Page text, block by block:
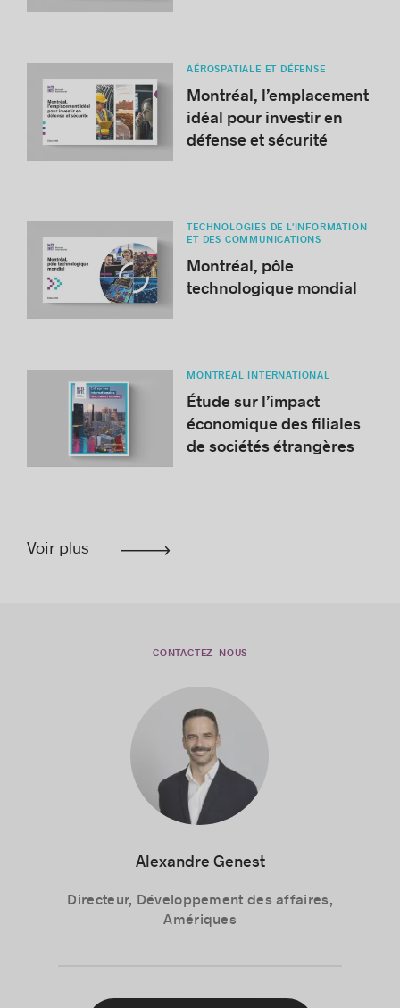
AÉROSPATIALE ET DÉFENSE
Montréal, l’emplacement
idéal pour investir en
défense et sécurité
TECHNOLOGIES DE L'INFORMATION
ET DES COMMUNICATIONS
Montréal, pôle
technologique mondial
MONTRÉAL INTERNATIONAL
Étude sur l’impact
économique des filiales
de sociétés étrangères
Voir plus
CONTACTEZ-NOUS
Alexandre Genest
Directeur, Développement des affaires,
Amériques